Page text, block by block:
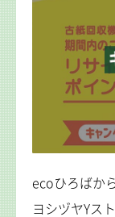
ecoひろばか
ヨシヅヤYス